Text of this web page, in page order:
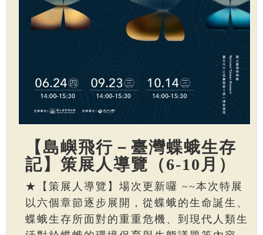
【島嶼飛行－臺灣蝶蛾生存
記】策展人導覽（6-10月）
★【策展人導覽】場次更新囉 ~~本次特展
以六個章節逐步展開，從蝶蛾的生命誕生、
蝶蛾生存所面對的重重危機、到現代人類生